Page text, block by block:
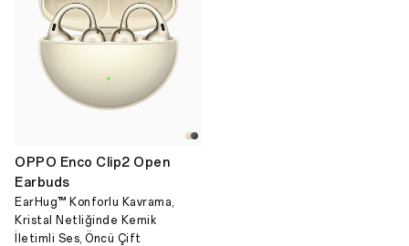
OPPO Enco Clip2 Open
Earbuds
EarHug™ Konforlu Kavrama,
Kristal Netliğinde Kemik
İletimli Ses, Öncü Çift